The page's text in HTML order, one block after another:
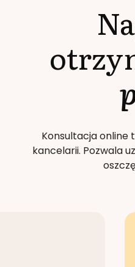
Konsultacja online
kancelarii. Pozwala